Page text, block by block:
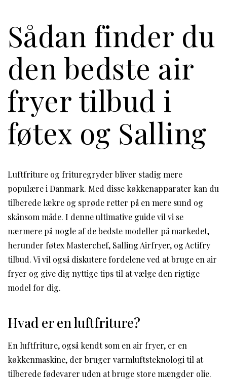
Sådan finder du
den bedste air
fryer tilbud i
føtex og Salling
Luftfriture og frituregryder bliver stadig mere
populære i Danmark. Med disse køkkenapparater kan du
tilberede lækre og sprøde retter på en mere sund og
skånsom måde. I denne ultimative guide vil vi se
nærmere på nogle af de bedste modeller på markedet,
herunder føtex Masterchef, Salling Airfryer, og Actifry
tilbud. Vi vil også diskutere fordelene ved at bruge en air
fryer og give dig nyttige tips til at vælge den rigtige
model for dig.
Hvad er en luftfriture?
En luftfriture, også kendt som en air fryer, er en
køkkenmaskine, der bruger varmluftsteknologi til at
tilberede fødevarer uden at bruge store mængder olie.